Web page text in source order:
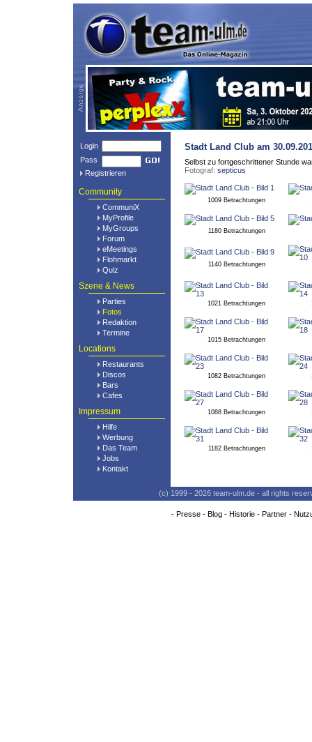
Login
Pass
Registrieren
Community
CommuniX
MyProfile
MyGroups
Forum
eMeetings
Flohmarkt
Quiz
Szene & News
Parties
Fotos
Redaktion
Termine
Locations
Restaurants
Discos
Bars
Cafes
Impressum
Hilfe
Werbung
Das Team
Jobs
Kontakt
Stadt Land Club am
Selbst zu fortgeschrittener Stunde
Fotograf: septicus
1009 Betrachtungen
1180 Betrachtungen
1140 Betrachtungen
1021 Betrachtungen
1015 Betrachtungen
1082 Betrachtungen
1088 Betrachtungen
1182 Betrachtungen
(c) 1999 - 2026 team-ulm.de - all rights
- Presse- Blog- Historie- Partner-